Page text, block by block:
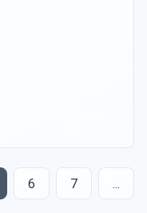
6 7 ...